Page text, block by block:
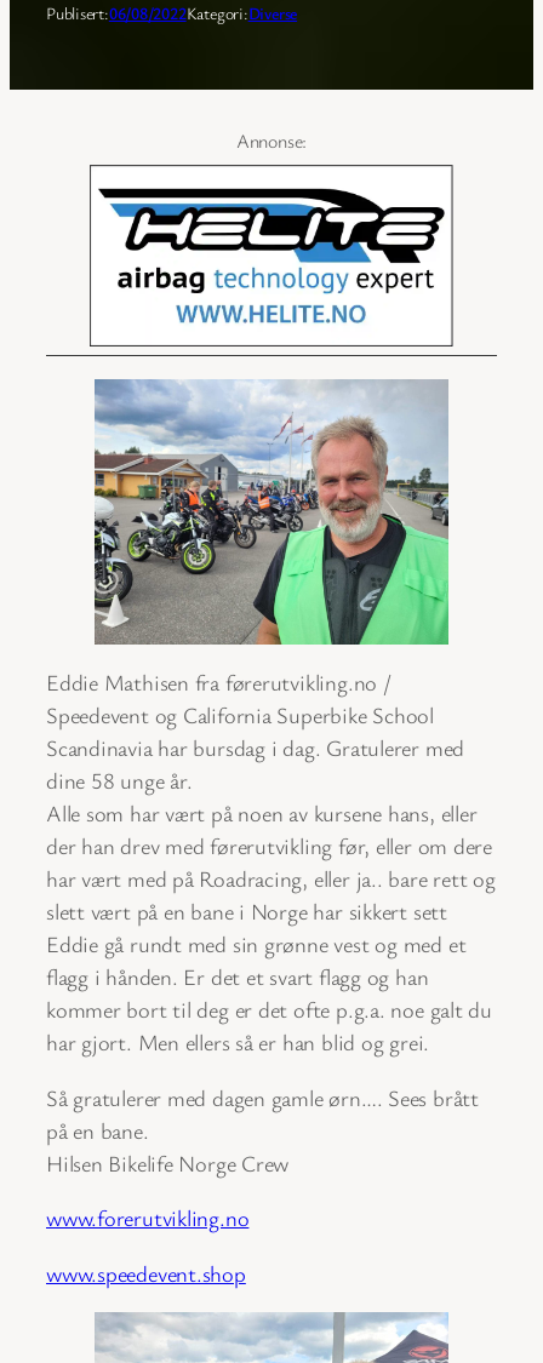
Publisert:06/08/2022Kategori:Diverse
Eddie Mathisen fra førerutvikling.no /
Speedevent og California Superbike School
Scandinavia har bursdag i dag. Gratulerer med
dine 58 unge år.
Alle som har vært på noen av kursene hans, eller
der han drev med førerutvikling før, eller om dere
har vært med på Roadracing, eller ja.. bare rett og
slett vært på en bane i Norge har sikkert sett
Eddie gå rundt med sin grønne vest og med et
flagg i hånden. Er det et svart flagg og han
kommer bort til deg er det ofte p.g.a. noe galt du
har gjort. Men ellers så er han blid og grei.
Så gratulerer med dagen gamle ørn…. Sees brått
på en bane.
Hilsen Bikelife Norge Crew
www.forerutvikling.no
www.speedevent.shop